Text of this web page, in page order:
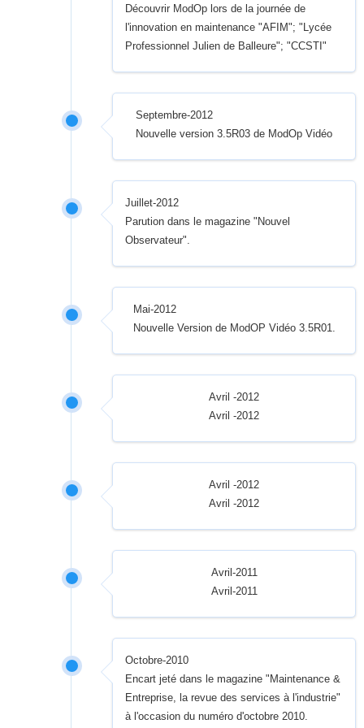
Découvrir ModOp lors de la journée de
l'innovation en maintenance "AFIM"; "Lycée
Professionnel Julien de Balleure"; "CCSTI"
Septembre-2012
Nouvelle version 3.5R03 de ModOp Vidéo
Juillet-2012
Parution dans le magazine "Nouvel
Observateur".
Mai-2012
Nouvelle Version de ModOP Vidéo 3.5R01.
Avril -2012
Avril -2012
Avril -2012
Avril -2012
Avril-2011
Avril-2011
Octobre-2010
Encart jeté dans le magazine "Maintenance &
Entreprise, la revue des services à l'industrie"
à l'occasion du numéro d'octobre 2010.